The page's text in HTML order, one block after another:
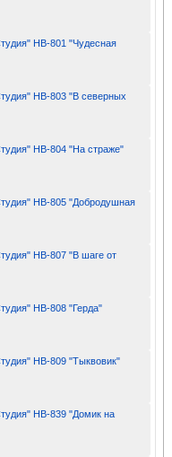
НВ-801 "Чудесная
НВ-803 "В северных
НВ-804 "На страже"
НВ-805 "Добродушная
НВ-807 "В шаге от
НВ-808 "Герда"
НВ-809 "Тыквовик"
НВ-839 "Домик на